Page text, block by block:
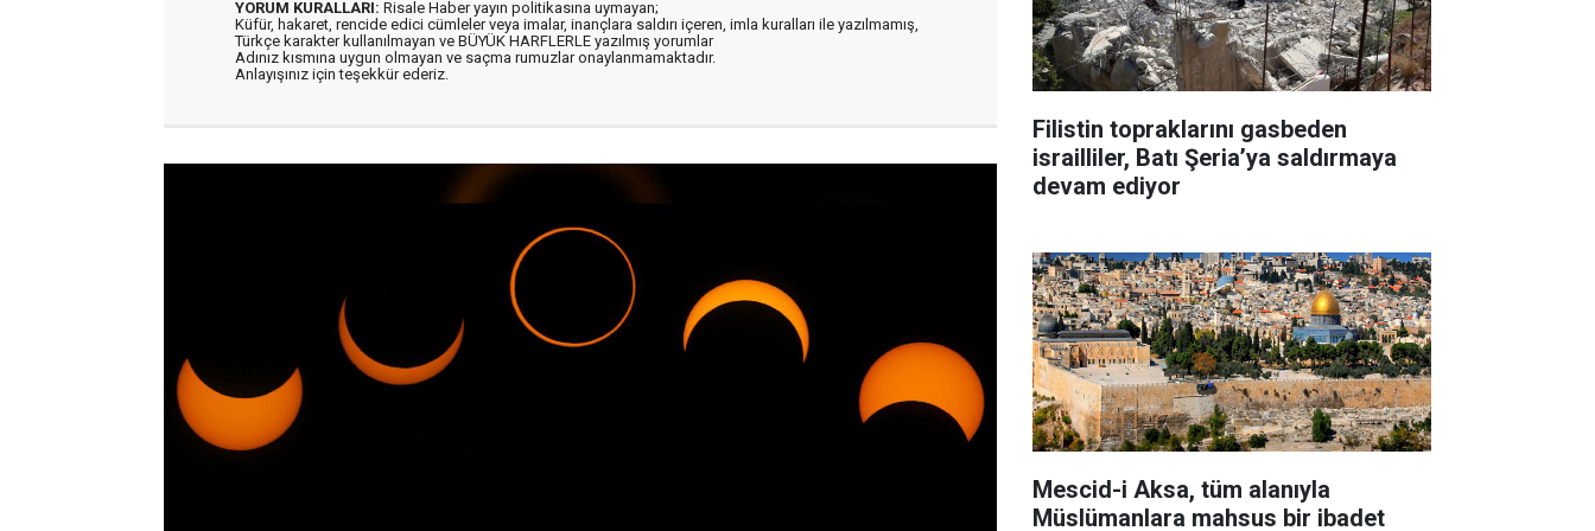
YORUM KURALLARI: Risale Haber yayın politikasına uymayan;
Küfür, hakaret, rencide edici cümleler veya imalar, inançlara saldırı içeren, imla kuralları ile yazılmamış,
Türkçe karakter kullanılmayan ve BÜYÜK HARFLERLE yazılmış yorumlar
Adınız kısmına uygun olmayan ve saçma rumuzlar onaylanmamaktadır.
Anlayışınız için teşekkür ederiz.
Filistin topraklarını gasbeden
israilliler, Batı Şeria’ya saldırmaya
devam ediyor
Mescid-i Aksa, tüm alanıyla
Müslümanlara mahsus bir ibadet